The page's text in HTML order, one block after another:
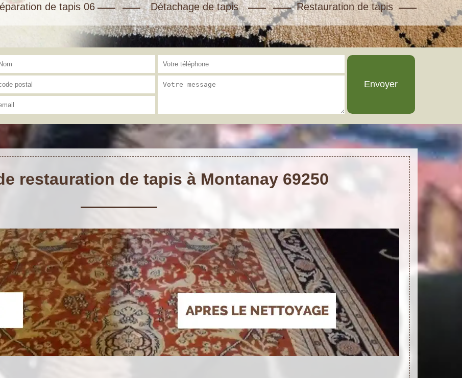
de tapis 06 Détachage de tapis Restauration de tapis
restauration de tapis à Montanay 69250